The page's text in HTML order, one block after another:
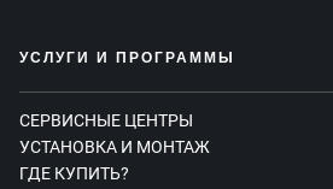
УСЛУГИ И ПРОГРАММЫ
СЕРВИСНЫЕ ЦЕНТРЫ
УСТАНОВКА И МОНТАЖ
ГДЕ КУПИТЬ?